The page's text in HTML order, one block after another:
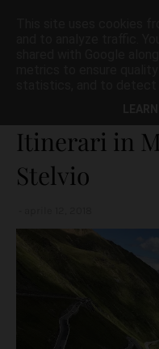
Itinerari in
Stelvio